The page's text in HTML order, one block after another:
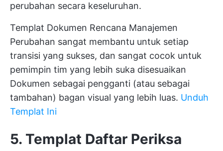
perubahan secara keseluruhan.
Templat Dokumen Rencana Manajemen
Perubahan sangat membantu untuk setiap
transisi yang sukses, dan sangat cocok untuk
pemimpin tim yang lebih suka disesuaikan
Dokumen sebagai pengganti (atau sebagai
tambahan) bagan visual yang lebih luas. Unduh
Templat Ini
5. Templat Daftar Periksa